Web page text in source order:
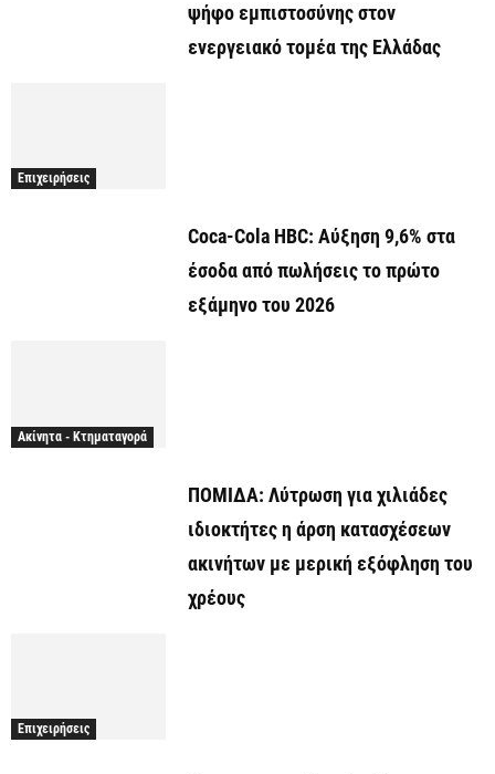
ψήφο εμπιστοσύνης στον
ενεργειακό τομέα της Ελλάδας
Επιχειρήσεις
Coca-Cola HBC: Αύξηση 9,6% στα
έσοδα από πωλήσεις το πρώτο
εξάμηνο του 2026
Ακίνητα - Κτηματαγορά
ΠΟΜΙΔΑ: Λύτρωση για χιλιάδες
ιδιοκτήτες η άρση κατασχέσεων
ακινήτων με μερική εξόφληση του
χρέους
Επιχειρήσεις